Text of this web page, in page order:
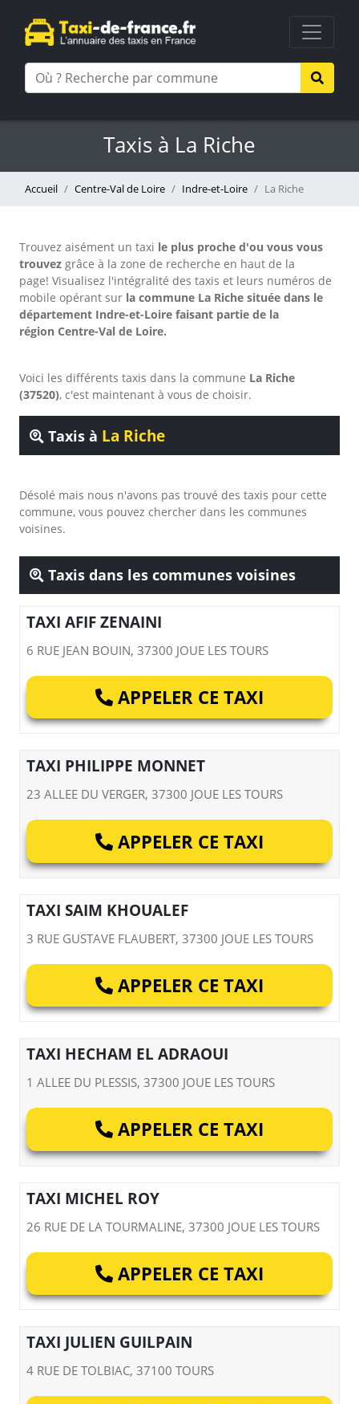
Taxis à La Riche
Accueil Centre-Val de Loire Indre-et-Loire La Riche
Trouvez aisément un taxi le plus proche d'ou vous vous
trouvez grâce à la zone de recherche en haut de la
page! Visualisez l'intégralité des taxis et leurs numéros de
mobile opérant sur la commune La Riche située dans le
département Indre-et-Loire faisant partie de la
région Centre-Val de Loire.
Voici les différents taxis dans la commune La Riche
(37520), c'est maintenant à vous de choisir.
Taxis à La Riche
Désolé mais nous n'avons pas trouvé des taxis pour cette
commune, vous pouvez chercher dans les communes
voisines.
Taxis dans les communes voisines
TAXI AFIF ZENAINI
6 RUE JEAN BOUIN, 37300 JOUE LES TOURS
APPELER CE TAXI
TAXI PHILIPPE MONNET
23 ALLEE DU VERGER, 37300 JOUE LES TOURS
APPELER CE TAXI
TAXI SAIM KHOUALEF
3 RUE GUSTAVE FLAUBERT, 37300 JOUE LES TOURS
APPELER CE TAXI
TAXI HECHAM EL ADRAOUI
1 ALLEE DU PLESSIS, 37300 JOUE LES TOURS
APPELER CE TAXI
TAXI MICHEL ROY
26 RUE DE LA TOURMALINE, 37300 JOUE LES TOURS
APPELER CE TAXI
TAXI JULIEN GUILPAIN
4 RUE DE TOLBIAC, 37100 TOURS